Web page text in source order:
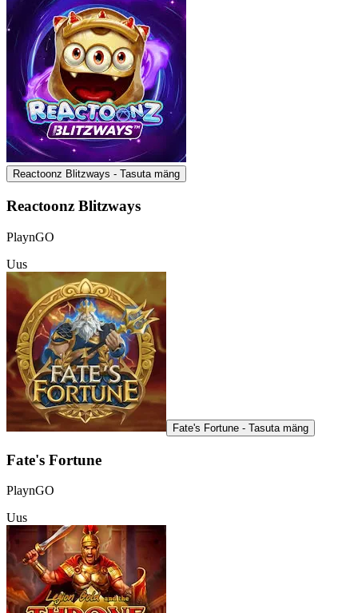
Reactoonz Blitzways - Tasuta mäng
Reactoonz Blitzways
PlaynGO
Uus
Fate's Fortune - Tasuta mäng
Fate's Fortune
PlaynGO
Uus